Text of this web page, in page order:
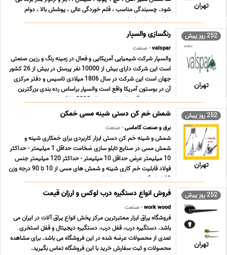
تهران
شود. چسبندگی مناسب ، قلم خوردگی عالی ، پوشش بالا ، دوام
طولانی و زمان خشک شدن مناسب از وی ... ...
252 روز پیش
تهران
رنگسازی والسپار
valspar- صنعت
والسپار شرکت شیمیایی آمریکایی و فعال در زمینه رنگ و رزین صنعتی
است این شرکت دارای بیش از 10000 نفر پرسنل در بیش از 26 کشور
جهان است این شرکت در سال 1806 میلادی تاسیس و دفتر مرکزی
آن در بوستون آمریکا واقع است والسپار براساس رده بندی بزرگترین
شرکت های رنگ ساز جهان در سال 2013، با ف ... ...
252 روز پیش
تهران
شمش خم کن دستی شینه مسی خمکن
برق و صنعت گاماسی- صنعت
شمش و شینه خم کن دستی ابزار کاربردی برای خمکاری شینه و
شمش مسی در صنایع تابلو سازی ضخامت حداقل 1 میلیمتر - حداکثر
10 میلیمتر عرض حداقل 10 میلیمتر - حداکثر 120 میلیمتر جنس
فولاد قابلیت خم کاری شینه و شمش های مسی از 10 تا 90 درجه وزن
40 کیلو گرم کشور سازنده ایران ...
252 روز پیش
تهران
فروش انواع دستگیره درب لوکس و ارزان قیمت
work wood- صنعت
فروشگاه یراق ابزار معتبرترین مرکز پخش انواع یراق آلات در ایران می
باشد. دستگیره درب، قفل درب، دستگیره دیجیتال و قفل استخری
تعدی از محصولات عرضه شده در این فروشگاه می باشد. برای مشاهده
محصولات و ثبت سفارش خرید با این فروشگاه تماس بگیرید.